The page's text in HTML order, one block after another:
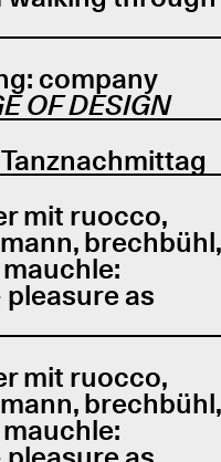
company
OF DESIGN
mit ruocco,
brechbühl,
as
mit ruocco,
brechbühl,